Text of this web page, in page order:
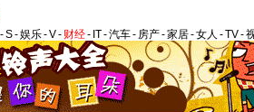
-S-娱乐-V- 财经- IT-汽车- 房产-家居-女人 -TV-